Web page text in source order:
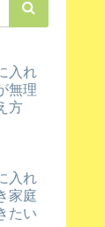
入れ
無理
方
入れ
家庭
たい